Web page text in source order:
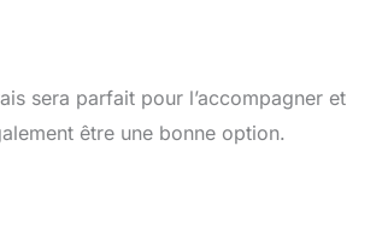
sera parfait pour l’accompagner et
être une bonne option.